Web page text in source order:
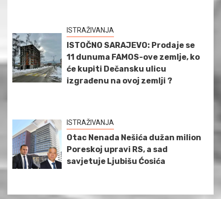
ISTRAŽIVANJA
ISTOČNO SARAJEVO: Prodaje se
11 dunuma FAMOS-ove zemlje, ko
će kupiti Dečansku ulicu
izgrađenu na ovoj zemlji ?
ISTRAŽIVANJA
Otac Nenada Nešića dužan milion
Poreskoj upravi RS, a sad
savjetuje Ljubišu Ćosića